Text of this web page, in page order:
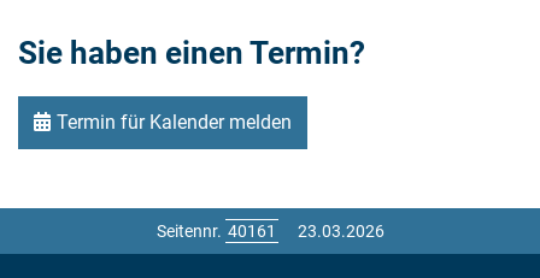
Sie haben einen Termin?
Termin für Kalender melden
Seitennr. 23.03.2026